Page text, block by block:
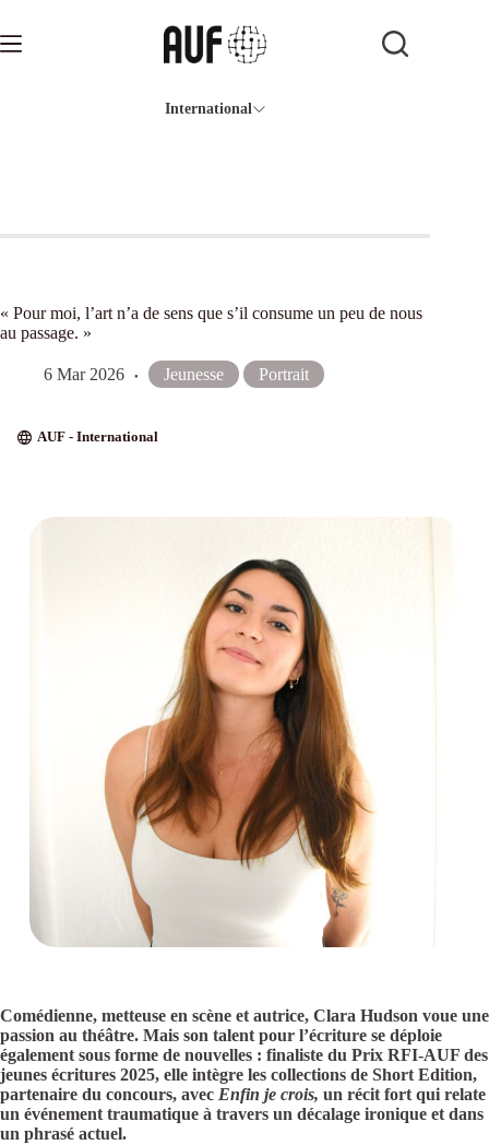
contenu
International
« Pour moi, l’art n’a de sens que s’il consume un peu de nous
au passage. »
6 Mar 2026 Jeunesse Portrait
AUF - International
Comédienne, metteuse en scène et autrice, Clara Hudson voue une
passion au théâtre. Mais son talent pour l’écriture se déploie
également sous forme de nouvelles : finaliste du Prix RFI-AUF des
jeunes écritures 2025, elle intègre les collections de Short Edition,
partenaire du concours, avec Enfin je crois, un récit fort qui relate
un événement traumatique à travers un décalage ironique et dans
un phrasé actuel.